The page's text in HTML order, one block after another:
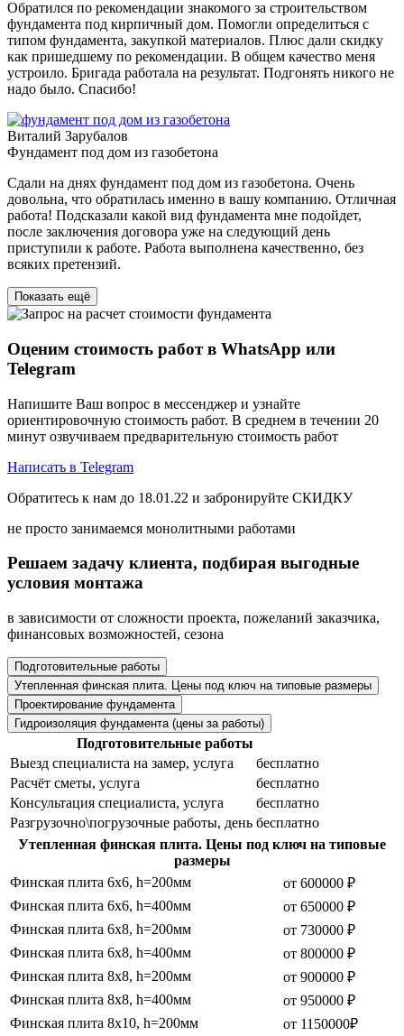
Обратился по рекомендации знакомого за строительством
фундамента под кирпичный дом. Помогли определиться с
типом фундамента, закупкой материалов. Плюс дали скидку
как пришедшему по рекомендации. В общем качество меня
устроило. Бригада работала на результат. Подгонять никого не
надо было. Спасибо!
Виталий Зарубалов
Фундамент под дом из газобетона
Сдали на днях фундамент под дом из газобетона. Очень
довольна, что обратилась именно в вашу компанию. Отличная
работа! Подсказали какой вид фундамента мне подойдет,
после заключения договора уже на следующий день
приступили к работе. Работа выполнена качественно, без
всяких претензий.
Показать ещё
Оценим стоимость работ в WhatsApp или
Telegram
Напишите Ваш вопрос в мессенджер и узнайте
ориентировочную стоимость работ. В среднем в течении 20
минут озвучиваем предварительную стоимость работ
Написать в Telegram
Обратитесь к нам до 18.01.22 и забронируйте СКИДКУ
не просто занимаемся монолитными работами
Решаем задачу клиента, подбирая выгодные
условия монтажа
в зависимости от сложности проекта, пожеланий заказчика,
финансовых возможностей, сезона
Подготовительные работы
Утепленная финская плита. Цены под ключ на типовые размеры
Проектирование фундамента
Гидроизоляция фундамента (цены за работы)
Подготовительные работы
Выезд специалиста на замер, услуга
бесплатно
Расчёт сметы, услуга
бесплатно
Консультация специалиста, услуга
бесплатно
Разгрузочно\погрузочные работы, день бесплатно
Утепленная финская плита. Цены под ключ на типовые
размеры
Финская плита 6х6, h=200мм
от 600000 ₽
Финская плита 6х6, h=400мм
от 650000 ₽
Финская плита 6х8, h=200мм
от 730000 ₽
Финская плита 6х8, h=400мм
от 800000 ₽
Финская плита 8х8, h=200мм
от 900000 ₽
Финская плита 8х8, h=400мм
от 950000 ₽
Финская плита 8х10, h=200мм
от 1150000₽